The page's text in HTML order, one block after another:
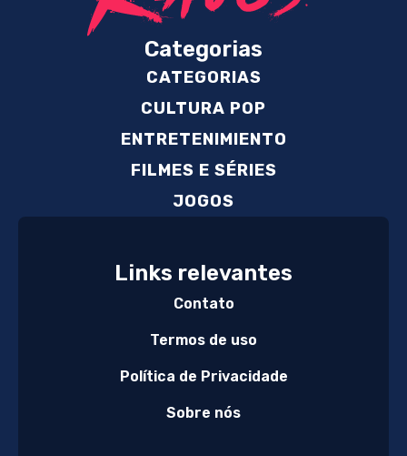
Categorias
CATEGORIAS
CULTURA POP
ENTRETENIMIENTO
FILMES E SÉRIES
JOGOS
Links relevantes
Contato
Termos de uso
Política de Privacidade
Sobre nós